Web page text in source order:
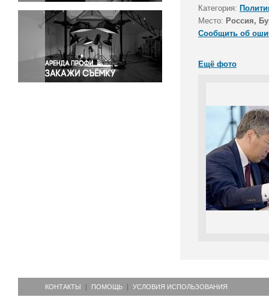
Светская жизнь
Спорт
Экология
Экономика и бизнес
Категория:
Место: Россия,
Сообщить об
Ещё фото
КОНТАКТЫ ПОМОЩЬ УСЛОВИЯ ИСПОЛЬЗОВАНИЯ